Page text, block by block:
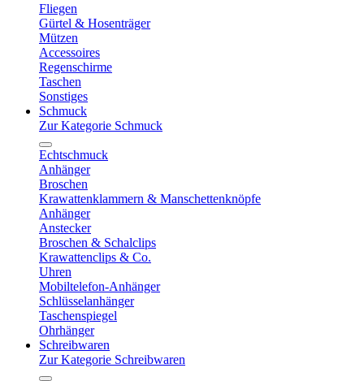
Fliegen
Gürtel & Hosenträger
Mützen
Accessoires
Regenschirme
Taschen
Sonstiges
Schmuck
Zur Kategorie Schmuck
Echtschmuck
Anhänger
Broschen
Krawattenklammern & Manschettenknöpfe
Anhänger
Anstecker
Broschen & Schalclips
Krawattenclips & Co.
Uhren
Mobiltelefon-Anhänger
Schlüsselanhänger
Taschenspiegel
Ohrhänger
Schreibwaren
Zur Kategorie Schreibwaren